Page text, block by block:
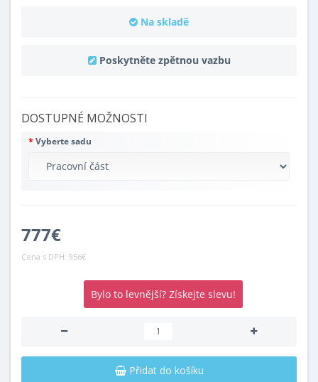
Na skladě
Poskytněte zpětnou vazbu
DOSTUPNÉ MOŽNOSTI
Vyberte sadu
777€
Cena s DPH: 956€
Bylo to levnější? Získejte slevu!
Přidat do košíku